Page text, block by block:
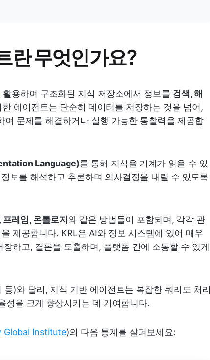
란 무엇인가요?
활용하여 구조화된 지식 저장소에서 정보를 검색, 해
에이전트는 단순히 데이터를 저장하는 것을 넘어,
여 문제를 해결하거나 실행 가능한 통찰력을 제공합
Language)를 통해 지식을 기계가 읽을 수 있
보를 해석하고 추론하며 의사결정을 내릴 수 있도록
레임, 온톨로지 와 같은 방법들이 포함되며, 각각 관
제공합니다. KRL은 AI와 정보 시스템에 있어 매우
하고, 결론을 도출하며, 플랫폼 간에 소통할 수 있게
)와 달리, 지식 기반 에이전트는 복잡한 쿼리도 처리
성을 크게 향상시키는 데 기여합니다.
Global Institute)의 다음 통계를 살펴보세요: